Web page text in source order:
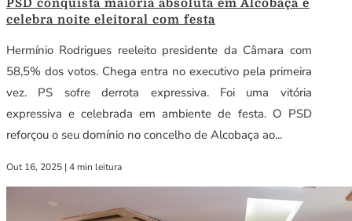
celebra noite eleitoral com festa
Hermínio Rodrigues reeleito presidente da Câmara com
58,5% dos votos. Chega entra no executivo pela primeira
vez. PS sofre derrota expressiva. Foi uma vitória
expressiva e celebrada em ambiente de festa. O PSD
reforçou o seu domínio no concelho de Alcobaça ao...
Out 16, 2025 | 4 min leitura